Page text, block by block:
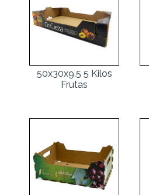
50x30x9.5 5 Kilos
Frutas